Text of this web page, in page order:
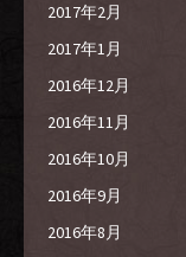
2017年2月
2017年1月
2016年12月
2016年11月
2016年10月
2016年9月
2016年8月